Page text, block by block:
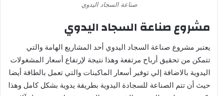
صناعة السجاد اليدوي
مشروع صناعة السجاد اليدوي
يعتبر مشروع صناعة السجاد اليدوي أحد المشاريع الهامة والتي
تتمكن من تحقيق أرباح مرتفعة وهذا نتيجة لإرتفاع أسعار المشغولات
اليدوية بالاضافة إلي توفير أسعار الماكينات والتي تعمل بالطاقة أيضا
حيث أن تتم الصناعة للسجادة اليدوية بطريقة يدوية بشكل كامل وهذا